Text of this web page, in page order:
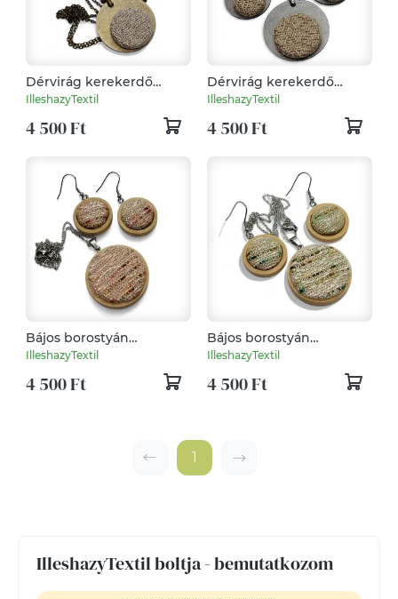
IlleshazyTextil boltja - bemutatkozom
Dérvirág kerekerdő
ékszerszett
IlleshazyTextil
4 500 Ft
Dérvirág kerekerdő
ékszerszett
IlleshazyTextil
4 500 Ft
Bájos borostyán
ékszerszett
IlleshazyTextil
4 500 Ft
Bájos borostyán
ékszerszett
IlleshazyTextil
4 500 Ft
1